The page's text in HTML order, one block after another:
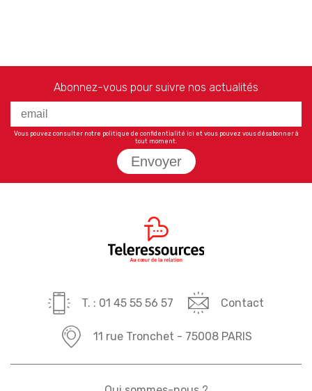
Abonnez-vous pour suivre nos actualités
Vous pouvez consulter notre politique de confidentialité ici et vous pouvez vous désabonner à
tout moment.
Envoyer
T. : 01 45 55 56 57 Contact
11 rue Tronchet - 75008 PARIS